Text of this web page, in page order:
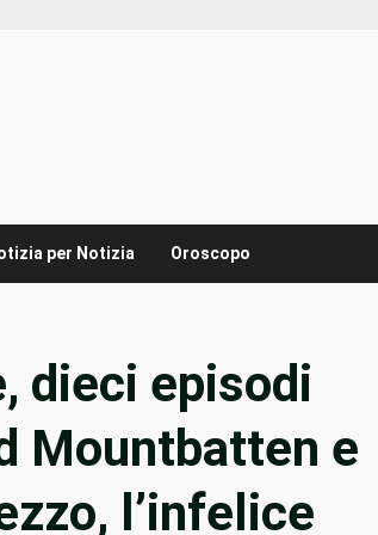
per Notizia Oroscopo
dieci episodi
Mountbatten e
l’infelice